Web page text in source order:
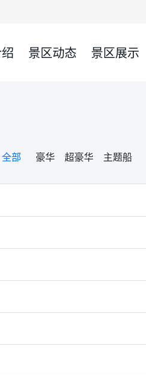
景区动态 景区展示
全部 豪华 超豪华 主题船